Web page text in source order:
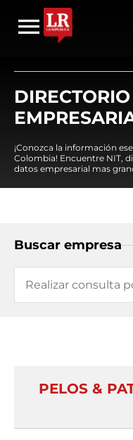
¡Conozca la información
Colombia! Encuentre NIT,
datos empresarial mas
Buscar empresa
PELOS &